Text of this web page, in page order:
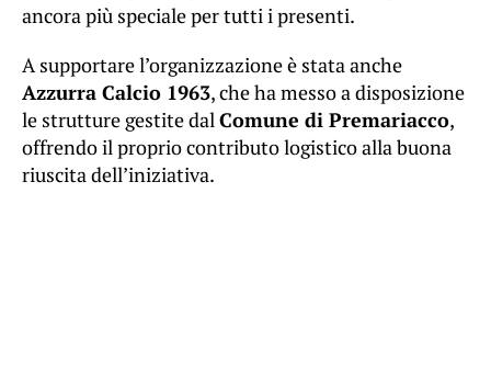
ancora più speciale per tutti i presenti.
A supportare l’organizzazione è stata anche
Azzurra Calcio 1963, che ha messo a disposizione
le strutture gestite dal Comune di Premariacco,
offrendo il proprio contributo logistico alla buona
riuscita dell’iniziativa.